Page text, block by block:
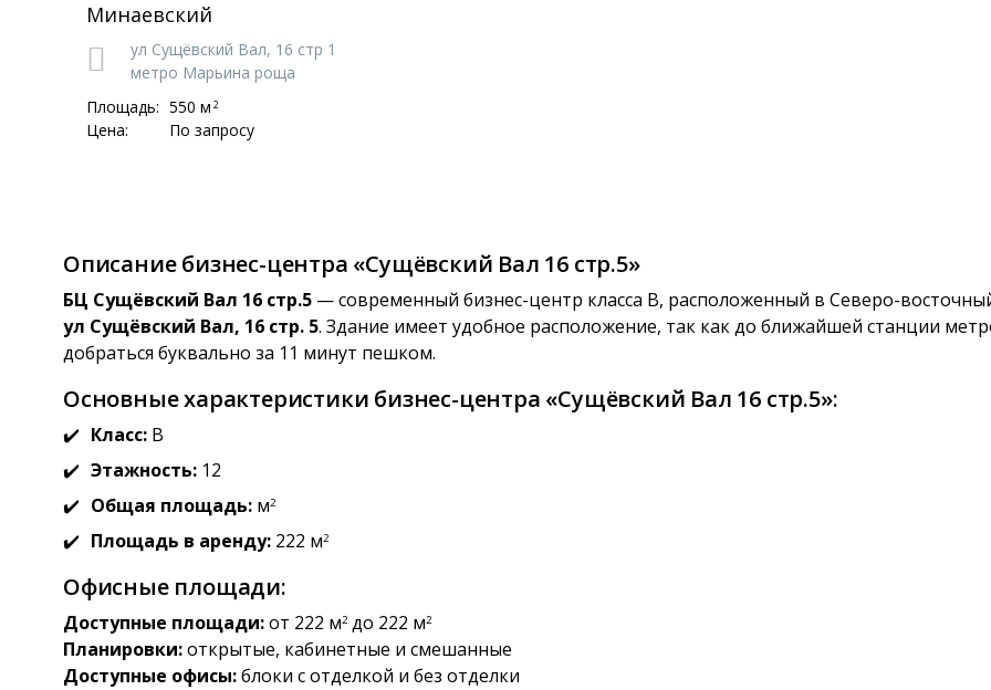
Минаевский
ул Сущёвский Вал, 16 стр 1
метро Марьина роща
Площадь: 550 м 2
Цена: По запросу
Описание бизнес-центра «Сущёвский Вал 16 стр.5»
БЦ Сущёвский Вал 16 стр.5 — современный бизнес-центр класса B, расположенный в Северо-
ул Сущёвский Вал, 16 стр. 5. Здание имеет удобное расположение, так как до ближайшей станции
добраться буквально за 11 минут пешком.
Основные характеристики бизнес-центра «Сущёвский Вал 16 стр.5»:
Класс: B
Этажность: 12
Общая площадь: м2
Площадь в аренду: 222 м2
Офисные площади:
Доступные площади:от 222 м2до 222 м2
Планировки:открытые, кабинетные и смешанные
Доступные офисы:блоки с отделкой и без отделки